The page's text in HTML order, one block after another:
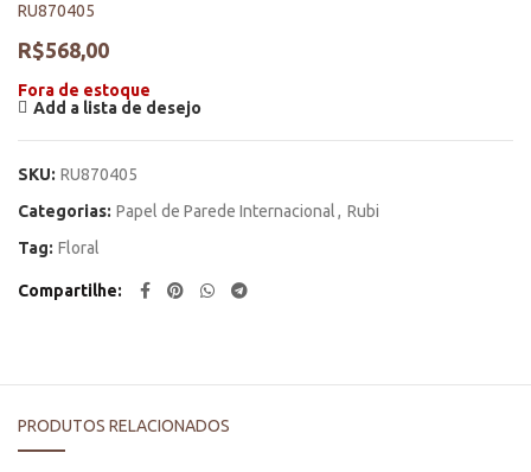
RU870405
R$568,00
Fora de estoque
Add a lista de desejo
SKU: RU870405
Categorias: Papel de Parede Internacional, Rubi
Tag: Floral
Compartilhe
PRODUTOS RELACIONADOS